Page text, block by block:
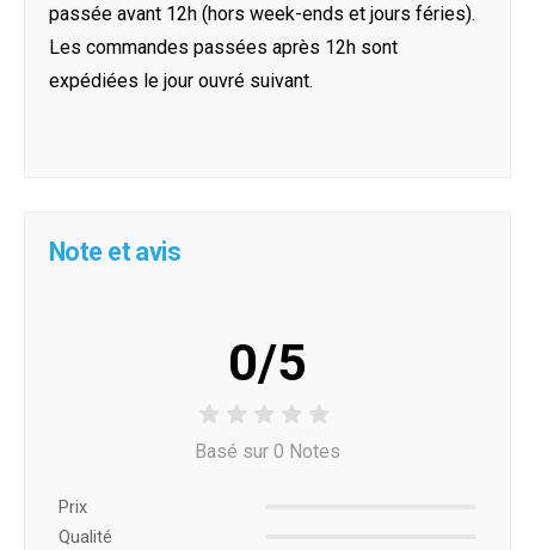
passée avant 12h (hors week-ends et jours féries).
Les commandes passées après 12h sont
expédiées le jour ouvré suivant.
Note et avis
0/5
Basé sur 0 Notes
Prix ​​
Qualité